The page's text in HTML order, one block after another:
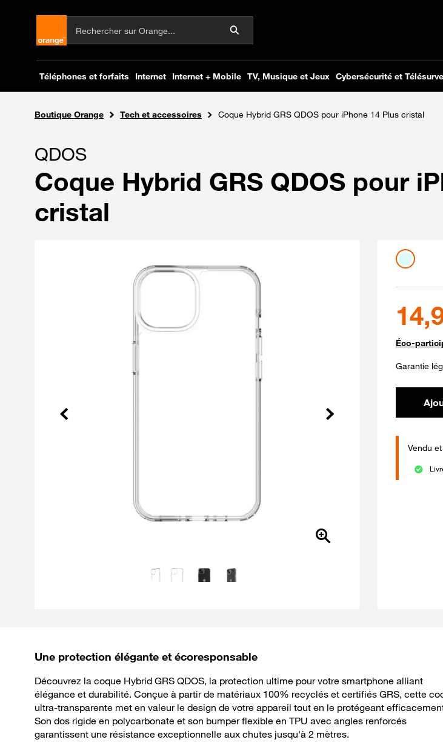
Boutique Orange Tech et accessoires Coque Hybrid GRS QDOS pour iPhone 14 Plus cristal
QDOS
Coque Hybrid GRS QDOS pour
cristal
Précédent
Couleur
Coloris
cristal
Éco-
Garantie
Vendu
Une protection élégante et écoresponsable
Découvrez la coque Hybrid GRS QDOS, la protection ultime pour votre smartphone alliant
élégance et durabilité. Conçue à partir de matériaux 100% recyclés et certifiés GRS, cette
ultra-transparente met en valeur le design de votre appareil tout en le protégeant
Son dos rigide en polycarbonate et son bumper flexible en TPU avec angles renforcés
garantissent une résistance exceptionnelle aux chutes jusqu'à 2 mètres.